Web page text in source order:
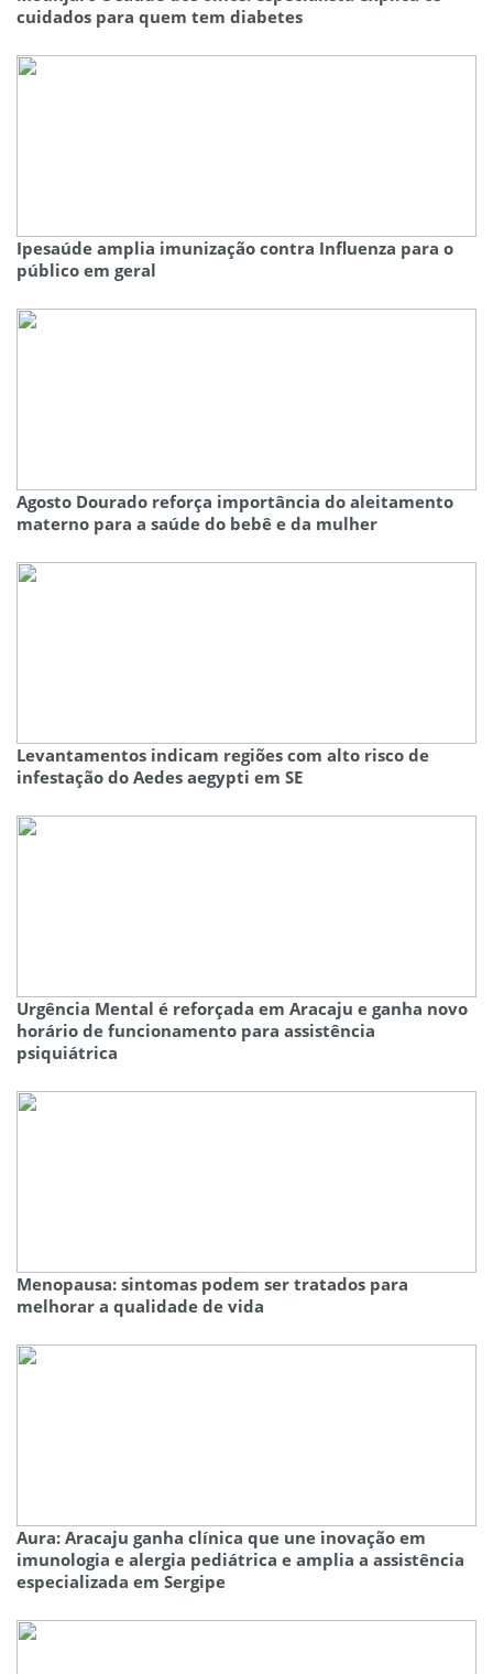
cuidados para quem tem diabetes
Ipesaúde amplia imunização contra Influenza para o
público em geral
Agosto Dourado reforça importância do aleitamento
materno para a saúde do bebê e da mulher
Levantamentos indicam regiões com alto risco de
infestação do Aedes aegypti em SE
Urgência Mental é reforçada em Aracaju e ganha novo
horário de funcionamento para assistência
psiquiátrica
Menopausa: sintomas podem ser tratados para
melhorar a qualidade de vida
Aura: Aracaju ganha clínica que une inovação em
imunologia e alergia pediátrica e amplia a assistência
especializada em Sergipe